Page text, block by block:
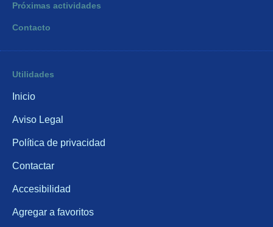
Próximas actividades
Contacto
Utilidades
Inicio
Aviso Legal
Política de privacidad
Contactar
Accesibilidad
Agregar a favoritos